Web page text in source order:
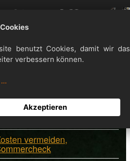
Abfluss-Alarm am Möhnesee?
ignorieren!
vermeiden,
benutzt Cookies, damit wir das
verbessern können.
Akzeptieren